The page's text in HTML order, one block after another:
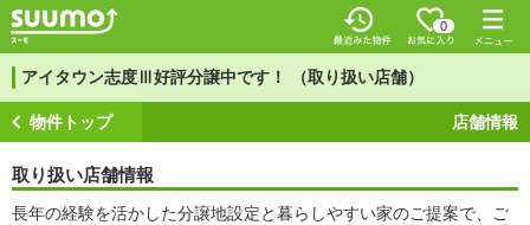
0
アイタウン志度Ⅲ好評分譲中です！ （取り扱い店舗）
物件トップ 店舗情報
取り扱い店舗情報
長年の経験を活かした分譲地設定と暮らしやすい家のご提案で、ご